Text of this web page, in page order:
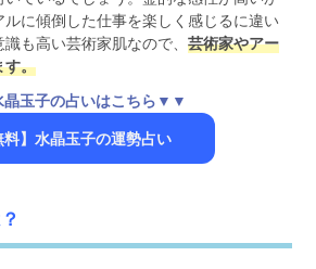
ルに傾倒した仕事を楽しく感じるに違い
も高い芸術家肌なので、芸術家やアー
す。
玉子の占いはこちら▼▼
料】水晶玉子の運勢占い